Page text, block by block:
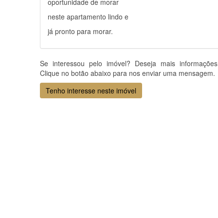
oportunidade de morar
neste apartamento lindo e
já pronto para morar.
Se interessou pelo imóvel? Deseja mais
Clique no botão abaixo para nos enviar uma mensagem.
Tenho interesse neste imóvel